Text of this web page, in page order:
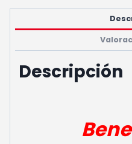
Descripción